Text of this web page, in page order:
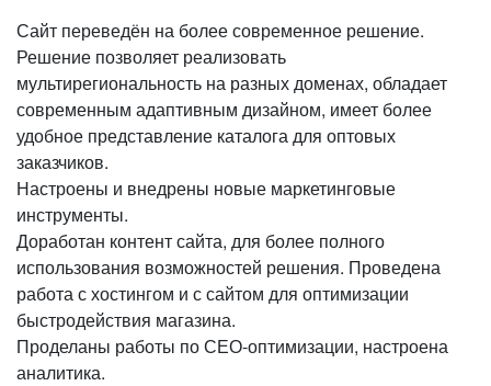
Сайт переведён на более современное решение.
Решение позволяет реализовать
мультирегиональность на разных доменах, обладает
современным адаптивным дизайном, имеет более
удобное представление каталога для оптовых
заказчиков.
Настроены и внедрены новые маркетинговые
инструменты.
Доработан контент сайта, для более полного
использования возможностей решения. Проведена
работа с хостингом и с сайтом для оптимизации
быстродействия магазина.
Проделаны работы по СЕО-оптимизации, настроена
аналитика.